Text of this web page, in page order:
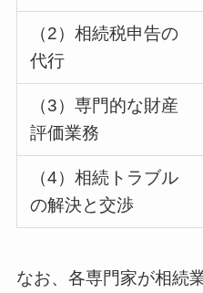
（2）相続税申告の
代行
（3）専門的な財産
評価業務
（4）相続トラブル
の解決と交渉
なお、各専門家が相続